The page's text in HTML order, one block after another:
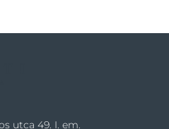
utca 49. I. em.